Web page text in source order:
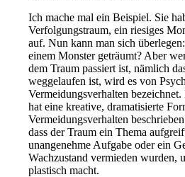
Ich mache mal ein Beispiel. Sie
Verfolgungstraum, ein riesiges
auf. Nun kann man sich
einem Monster geträumt? Aber
dem Traum passiert ist, nämlich
weggelaufen ist, wird es von
Vermeidungsverhalten
hat eine kreative, dramatisierte
Vermeidungsverhalten
dass der Traum ein Thema
unangenehme Aufgabe oder ein
Wachzustand vermieden wurden,
plastisch macht.